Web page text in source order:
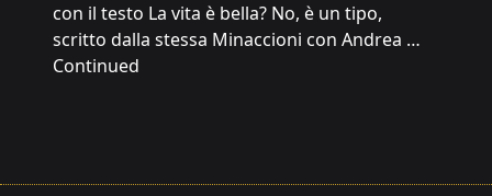
con il testo La vita è bella? No, è un tipo,
scritto dalla stessa Minaccioni con Andrea …
Continued